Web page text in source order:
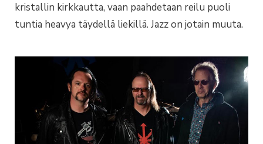
kristallin kirkkautta, vaan paahdetaan reilu puoli
tuntia heavya täydellä liekillä. Jazz on jotain muuta.